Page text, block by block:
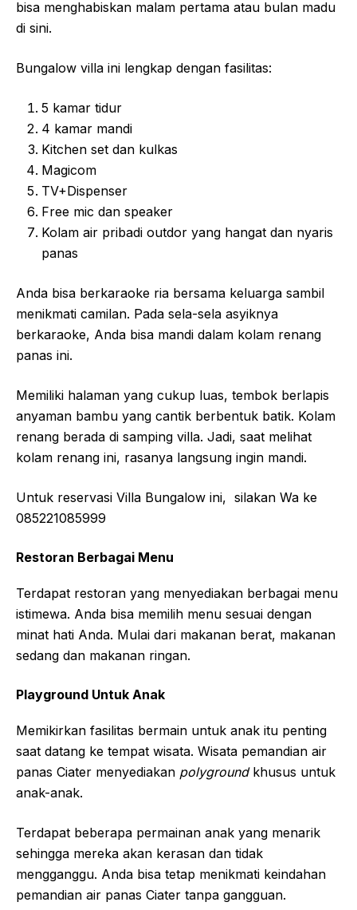
bisa menghabiskan malam pertama atau bulan madu
di sini.
Bungalow villa ini lengkap dengan fasilitas:
5 kamar tidur
4 kamar mandi
Kitchen set dan kulkas
Magicom
TV+Dispenser
Free mic dan speaker
Kolam air pribadi outdor yang hangat dan nyaris
panas
Anda bisa berkaraoke ria bersama keluarga sambil
menikmati camilan. Pada sela-sela asyiknya
berkaraoke, Anda bisa mandi dalam kolam renang
panas ini.
Memiliki halaman yang cukup luas, tembok berlapis
anyaman bambu yang cantik berbentuk batik. Kolam
renang berada di samping villa. Jadi, saat melihat
kolam renang ini, rasanya langsung ingin mandi.
Untuk reservasi Villa Bungalow ini, silakan Wa ke
085221085999
Restoran Berbagai Menu
Terdapat restoran yang menyediakan berbagai menu
istimewa. Anda bisa memilih menu sesuai dengan
minat hati Anda. Mulai dari makanan berat, makanan
sedang dan makanan ringan.
Playground Untuk Anak
Memikirkan fasilitas bermain untuk anak itu penting
saat datang ke tempat wisata. Wisata pemandian air
panas Ciater menyediakan polygroundkhusus untuk
anak-anak.
Terdapat beberapa permainan anak yang menarik
sehingga mereka akan kerasan dan tidak
mengganggu. Anda bisa tetap menikmati keindahan
pemandian air panas Ciater tanpa gangguan.